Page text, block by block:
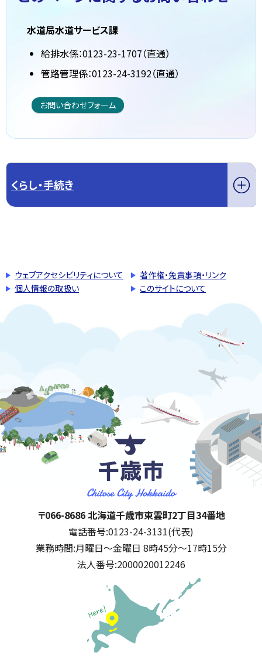
水道局水道サービス課
給排水係：0123-23-1707（直通）
管路管理係：0123-24-3192（直通）
お問い合わせフォーム
くらし・手続き
ウェブアクセシビリティについて
著作権・免責事項・リンク
個人情報の取扱い
このサイトについて
千歳市
住所:
〒066-8686 北海道千歳市東雲町2丁目34番地
電話番号:0123-24-3131(代表)
業務時間:月曜日～金曜日 8時45分～17時15分
法人番号:2000020012246